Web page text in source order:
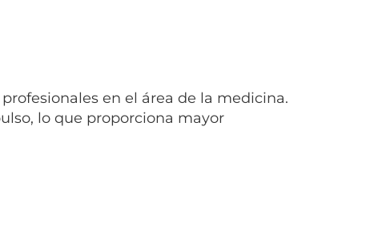
en el área de la medicina.
lo que proporciona mayor